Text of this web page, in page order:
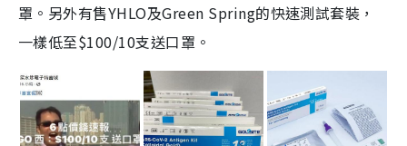
罩。另外有售YHLO及Green Spring的快速測試套裝，
一樣低至$100/10支送口罩。